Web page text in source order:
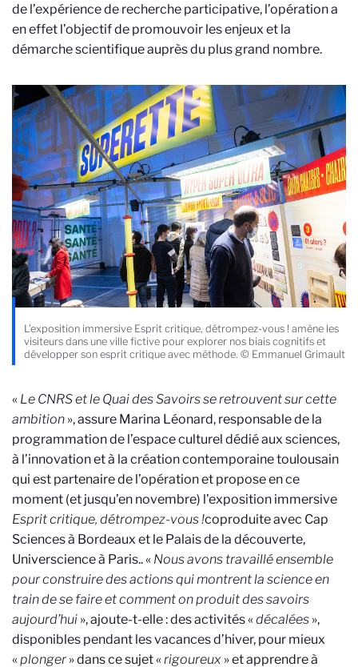
de l’expérience de recherche participative, l’opération a
en effet l’objectif de promouvoir les enjeux et la
démarche scientifique auprès du plus grand nombre.
L’exposition immersive Esprit critique, détrompez-vous ! amène les
visiteurs dans une ville fictive pour explorer nos biais cognitifs et
développer son esprit critique avec méthode. © Emmanuel Grimault
« Le CNRS et le Quai des Savoirs se retrouvent sur cette
ambition », assure Marina Léonard, responsable de la
programmationde l’espace culturel dédié aux sciences,
à l’innovation et à la création contemporainetoulousain
qui est partenaire de l’opération et propose en ce
moment (et jusqu’en novembre) l’exposition immersive
Esprit critique, détrompez-vous !coproduite avec Cap
Sciences à Bordeaux et le Palais de la découverte,
Universcience à Paris.. « Nous avons travaillé ensemble
pour construire des actions qui montrent la science en
train de se faire et comment on produit des savoirs
aujourd’hui », ajoute-t-elle : des activités «décalées »,
disponibles pendant les vacances d’hiver, pour mieux
« plonger » dans ce sujet « rigoureux » et apprendre à